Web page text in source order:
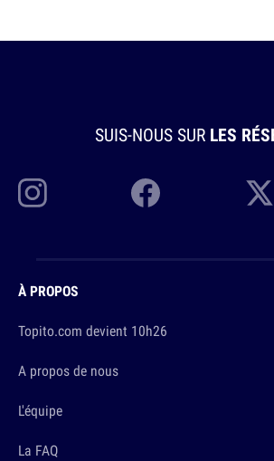
SUIS-NOUS SUR LES
À PROPOS
Topito.com devient 10h26
A propos de nous
L'équipe
La FAQ